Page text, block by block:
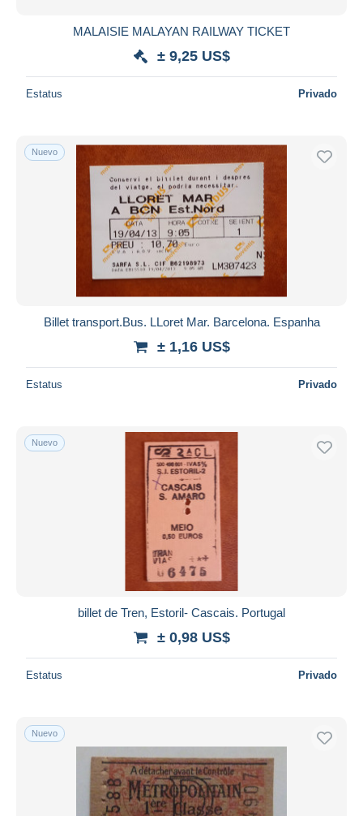
MALAISIE MALAYAN RAILWAY TICKET
± 9,25 US$
Estatus Privado
Nuevo
Billet transport.Bus. LLoret Mar. Barcelona. Espanha
± 1,16 US$
Estatus Privado
Nuevo
billet de Tren, Estoril- Cascais. Portugal
± 0,98 US$
Estatus Privado
Nuevo